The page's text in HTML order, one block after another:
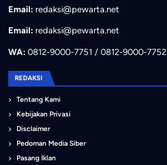
Email: redaksi@pewarta.net
Email: redaksi@pewarta.net
WA:0812-9000-7751 / 0812-9000-7752
REDAKSI
Tentang Kami
Kebijakan Privasi
Disclaimer
Pedoman Media Siber
Pasang Iklan